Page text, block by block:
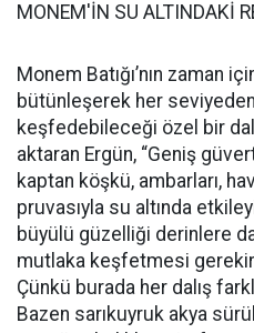
MONEM'İN SU ALTINDAKİ
Monem Batığı’nın zaman
bütünleşerek her seviyeden
keşfedebileceği özel bir
aktaran Ergün, “Geniş
kaptan köşkü, ambarları,
pruvasıyla su altında
büyülü güzelliği derinlere
mutlaka keşfetmesi
Çünkü burada her dalış
Bazen sarıkuyruk akya